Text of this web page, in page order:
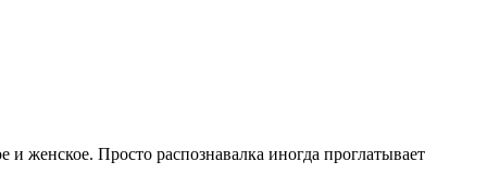
женское. Просто распознавалка иногда проглатывает